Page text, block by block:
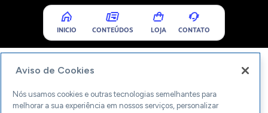
INICIO CONTEÚDOS LOJA CONTATO
Aviso de Cookies
Nós usamos cookies e outras tecnologias semelhantes para
melhorar a sua experiência em nossos serviços, personalizar